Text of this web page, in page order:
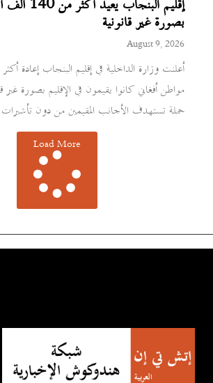
إقليم
بصورة غير قانونية
August 9, 2026
مواطن أفغاني كانوا يقيمون في الإقليم بصورة غير
حملة تستهدف الأجانب المقيمين من دون
Load More